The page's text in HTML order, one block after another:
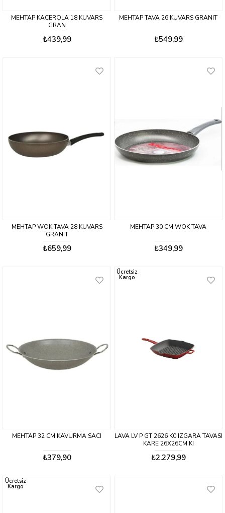
MEHTAP KACEROLA 18 KUVARS
GRAN
₺439,99
MEHTAP TAVA 26 KUVARS GRANIT
₺549,99
MEHTAP WOK TAVA 28 KUVARS
GRANIT
₺659,99
MEHTAP 30 CM WOK TAVA
₺349,99
MEHTAP 32 CM KAVURMA SACI
₺379,90
LAVA LV P GT 2626 K0 IZGARA TAVASI
KARE 26X26CM KI
₺2.279,99
Ücretsiz
Kargo
Ücretsiz
Kargo